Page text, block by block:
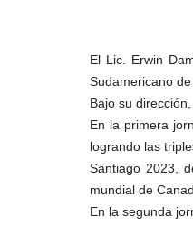
El Lic. Erwin
Sudamericano
Bajo su
En la primera
logrando las
Santiago 2023,
mundial de
En la segunda